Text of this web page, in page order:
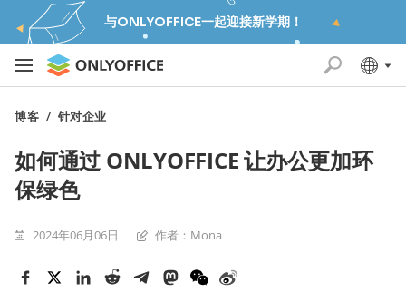
与ONLYOFFICE一起迎接新学期！
博客 / 针对企业
如何通过 ONLYOFFICE 让办公更加环
保绿色
2024年06月06日 作者：Mona